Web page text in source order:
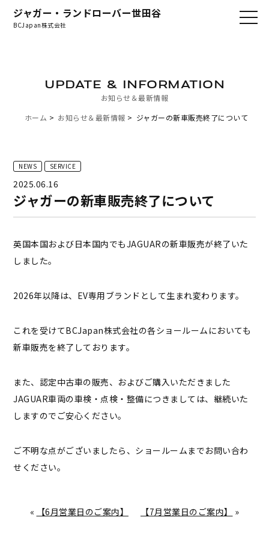
ジャガー・ランドローバー世田谷
BCJapan株式会社
お知らせ＆最新情報
UPDATE & INFORMATION
ホーム お知らせ＆最新情報 ジャガーの新車販売終了について
NEWS SERVICE
2025.06.16
ジャガーの新車販売終了について
英国本国および日本国内でもJAGUARの新車販売が終了いた
しました。
2026年以降は、EV専用ブランドとして生まれ変わります。
これを受けてBCJapan株式会社の各ショールームにおいても
新車販売を終了しております。
また、認定中古車の販売、およびご購入いただきました
JAGUAR車両の車検・点検・整備につきましては、継続いた
しますのでご安心ください。
ご不明な点がございましたら、ショールームまでお問い合わ
せください。
« 【6月営業日のご案内】 【7月営業日のご案内】 »